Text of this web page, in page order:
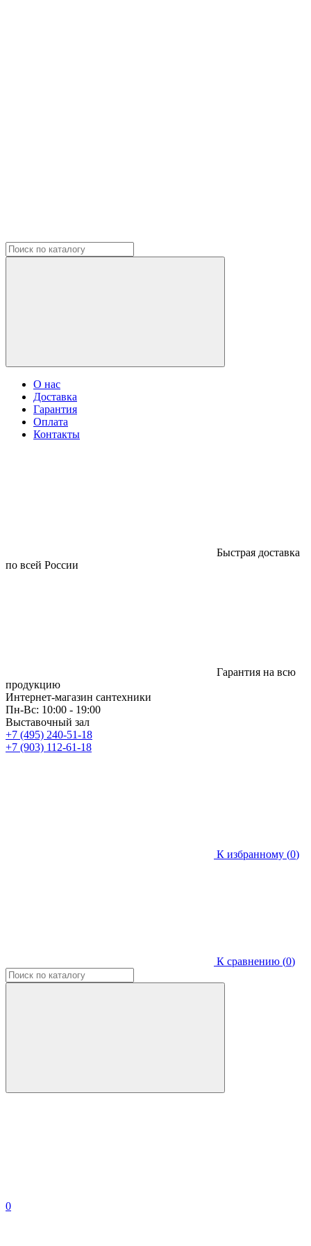
О нас
Доставка
Гарантия
Оплата
Контакты
Быстрая доставка
по всей России
Гарантия на всю
продукцию
Интернет-магазин сантехники
Пн-Вс: 10:00 - 19:00
Выставочный зал
+7 (495) 240-51-18
+7 (903) 112-61-18
К избранному (0)
К сравнению (0)
0